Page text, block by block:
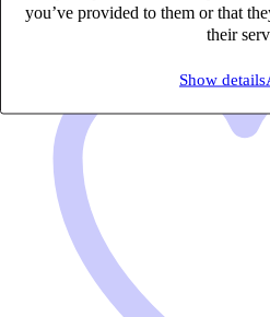
you’ve provided to them or that
their
Show details